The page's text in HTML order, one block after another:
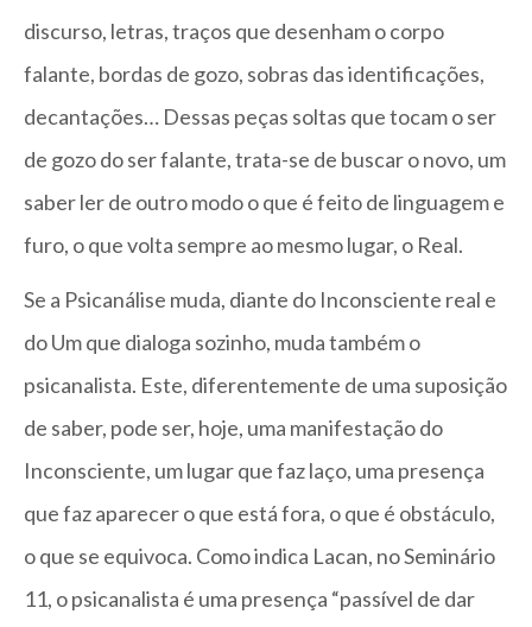
discurso, letras, traços que desenham o corpo
falante, bordas de gozo, sobras das identificações,
decantações… Dessas peças soltas que tocam o ser
de gozo do ser falante, trata-se de buscar o novo, um
saber ler de outro modo o que é feito de linguagem e
furo, o que volta sempre ao mesmo lugar, o Real.
Se a Psicanálise muda, diante do Inconsciente real e
do Um que dialoga sozinho, muda também o
psicanalista. Este, diferentemente de uma suposição
de saber, pode ser, hoje, uma manifestação do
Inconsciente, um lugar que faz laço, uma presença
que faz aparecer o que está fora, o que é obstáculo,
o que se equivoca. Como indica Lacan, no Seminário
11, o psicanalista é uma presença “passível de dar